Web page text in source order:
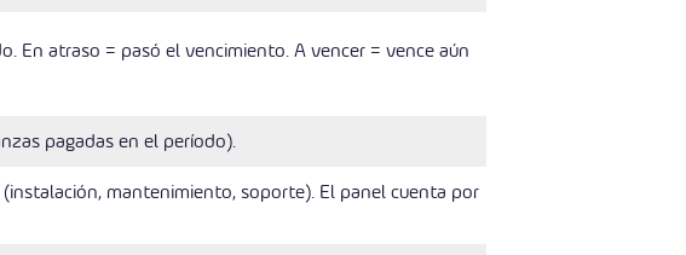
En atraso = pasó el vencimiento. A vencer = vence aún
pagadas en el período).
mantenimiento, soporte). El panel cuenta por